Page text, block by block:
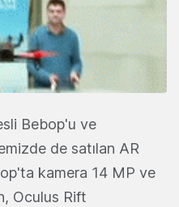
Bebop'u ve
de satılan AR
kamera 14 MP ve
Oculus Rift